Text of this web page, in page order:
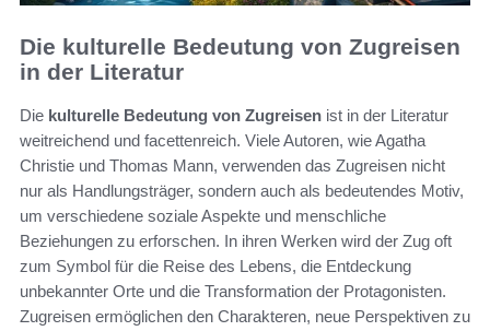
Die kulturelle Bedeutung von Zugreisen
in der Literatur
Die kulturelle Bedeutung von Zugreisen ist in der Literatur
weitreichend und facettenreich. Viele Autoren, wie Agatha
Christie und Thomas Mann, verwenden das Zugreisen nicht
nur als Handlungsträger, sondern auch als bedeutendes Motiv,
um verschiedene soziale Aspekte und menschliche
Beziehungen zu erforschen. In ihren Werken wird der Zug oft
zum Symbol für die Reise des Lebens, die Entdeckung
unbekannter Orte und die Transformation der Protagonisten.
Zugreisen ermöglichen den Charakteren, neue Perspektiven zu